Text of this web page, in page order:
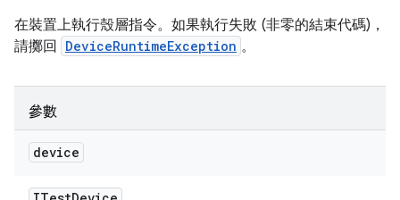
在裝置上執行殼層指令。如果執行失敗 (非零的結束代碼)，
請擲回
DeviceRuntimeException 。
參數
device